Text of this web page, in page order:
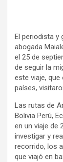
o
o
k
g
El periodista y
abogada
el 25 de
de seguir la
este viaje,
países,
Las rutas de
Bolivia Perú,
en un viaje de
investigar y
recorrido, los
que viajó en